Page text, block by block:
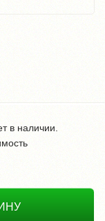
в наличии.